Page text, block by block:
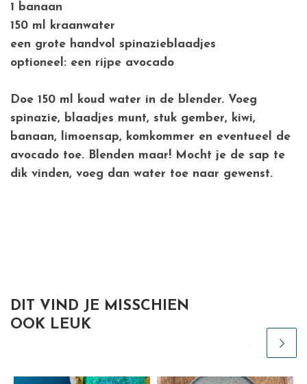
1 banaan
150 ml kraanwater
een grote handvol spinazieblaadjes
optioneel: een rijpe avocado
Doe 150 ml koud water in de blender. Voeg
spinazie, blaadjes munt, stuk gember, kiwi,
banaan, limoensap, komkommer en eventueel de
avocado toe. Blenden maar! Mocht je de sap te
dik vinden, voeg dan water toe naar gewenst.
DIT VIND JE MISSCHIEN
OOK LEUK